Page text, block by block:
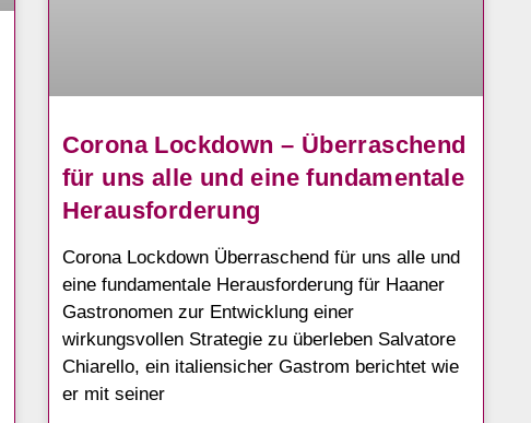
Corona Lockdown – Überraschend
für uns alle und eine fundamentale
Herausforderung
Corona Lockdown Überraschend für uns alle und
eine fundamentale Herausforderung für Haaner
Gastronomen zur Entwicklung einer
wirkungsvollen Strategie zu überleben Salvatore
Chiarello, ein italiensicher Gastrom berichtet wie
er mit seiner